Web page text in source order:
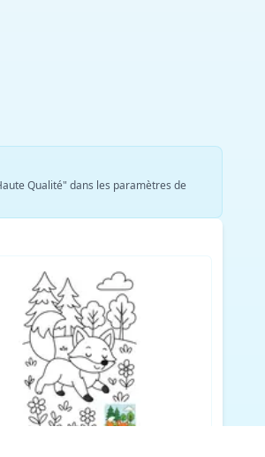
Qualité" dans les paramètres de